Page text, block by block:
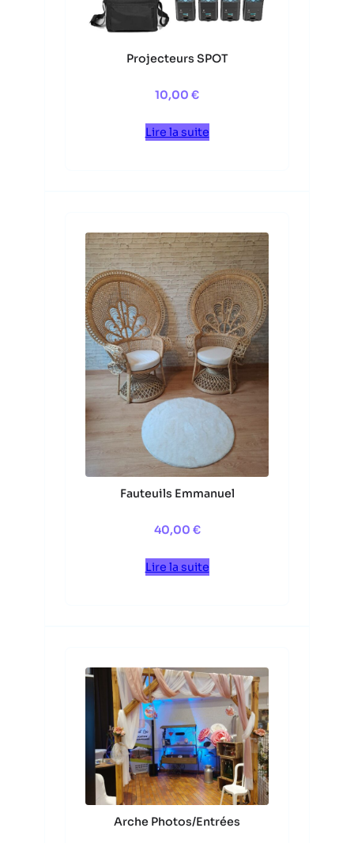
Projecteurs SPOT
10,00 €
Lire la suite
Fauteuils Emmanuel
40,00 €
Lire la suite
Arche Photos/Entrées